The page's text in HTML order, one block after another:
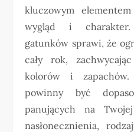
kluczowym
wygląd i charakter.
gatunków sprawi, że
cały rok,
kolorów i
powinny być
panujących na
nasłonecznienia,